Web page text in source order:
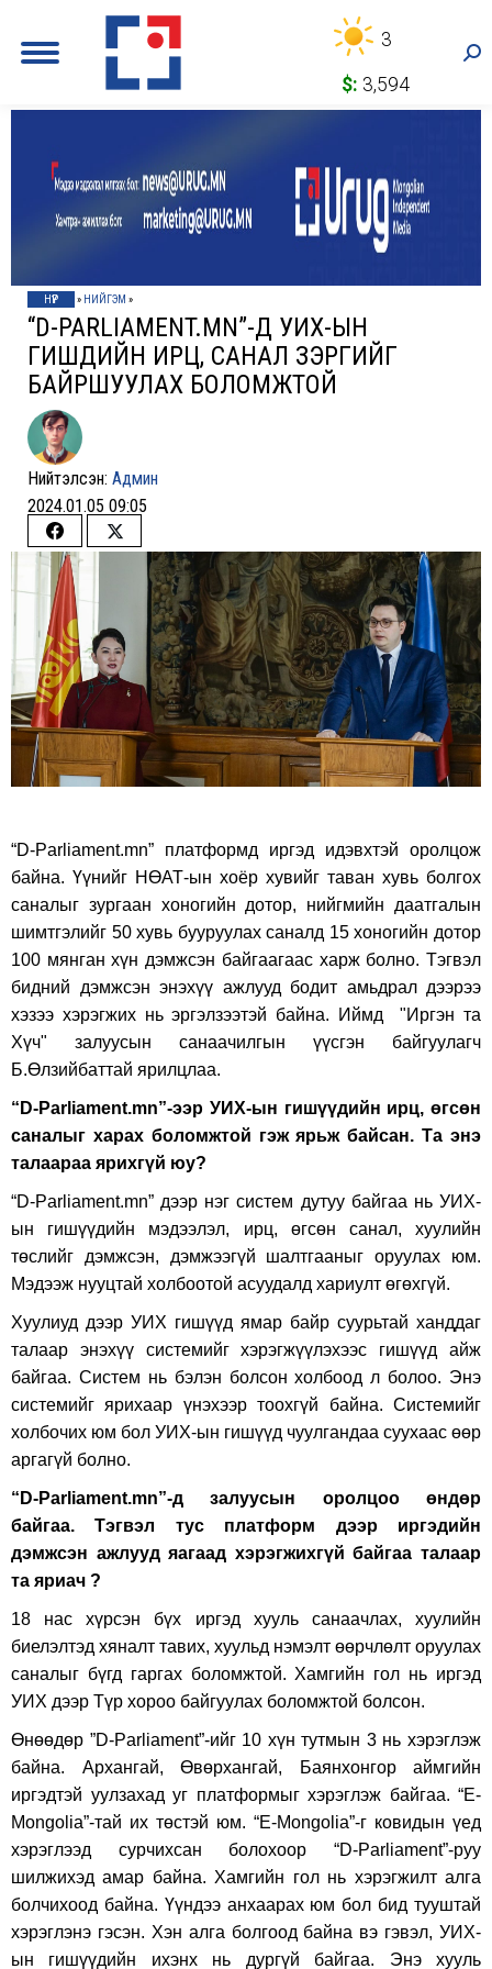
3
$: 3,594
НҮҮР » НИЙГЭМ »
“D-PARLIAMENT.MN”-Д УИХ-ЫН
ГИШҮҮДИЙН ИРЦ, САНАЛ ЗЭРГИЙГ
БАЙРШУУЛАХ БОЛОМЖТОЙ
Нийтэлсэн: Админ
2024.01.05 09:05
Share
on
Facebook
Share
Twitter
“D-Parliament.mn” платформд иргэд идэвхтэй оролцож
байна. Үүнийг НӨАТ-ын хоёр хувийг таван хувь болгох
саналыг зургаан хоногийн дотор, нийгмийн даатгалын
шимтгэлийг 50 хувь бууруулах саналд 15 хоногийн дотор
100 мянган хүн дэмжсэн байгаагаас харж болно. Тэгвэл
бидний дэмжсэн энэхүү ажлууд бодит амьдрал дээрээ
хэзээ хэрэгжих нь эргэлзээтэй байна. Иймд "Иргэн та
Хүч" залуусын санаачилгын үүсгэн байгуулагч
Б.Өлзийбаттай ярилцлаа.
“D-Parliament.mn”-ээр УИХ-ын гишүүдийн ирц, өгсөн
саналыг харах боломжтой гэж ярьж байсан. Та энэ
талаараа ярихгүй юу?
“D-Parliament.mn” дээр нэг систем дутуу байгаа нь УИХ-
ын гишүүдийн мэдээлэл, ирц, өгсөн санал, хуулийн
төслийг дэмжсэн, дэмжээгүй шалтгааныг оруулах юм.
Мэдээж нууцтай холбоотой асуудалд хариулт өгөхгүй.
Хуулиуд дээр УИХ гишүүд ямар байр суурьтай ханддаг
талаар энэхүү системийг хэрэгжүүлэхээс гишүүд айж
байгаа. Систем нь бэлэн болсон холбоод л болоо. Энэ
системийг ярихаар үнэхээр тоохгүй байна. Системийг
холбочих юм бол УИХ-ын гишүүд чуулгандаа суухаас өөр
аргагүй болно.
“D-Parliament.mn”-д залуусын оролцоо өндөр
байгаа. Тэгвэл тус платформ дээр иргэдийн
дэмжсэн ажлууд яагаад хэрэгжихгүй байгаа талаар
та яриач ?
18 нас хүрсэн бүх иргэд хууль санаачлах, хуулийн
биелэлтэд хяналт тавих, хуульд нэмэлт өөрчлөлт оруулах
саналыг бүгд гаргах боломжтой. Хамгийн гол нь иргэд
УИХ дээр Түр хороо байгуулах боломжтой болсон.
Өнөөдөр ”D-Parliament”-ийг 10 хүн тутмын 3 нь хэрэглэж
байна. Архангай, Өвөрхангай, Баянхонгор аймгийн
иргэдтэй уулзахад уг платформыг хэрэглэж байгаа. “Е-
Mongolia”-тай их төстэй юм. “Е-Mongolia”-г ковидын үед
хэрэглээд сурчихсан болохоор “D-Parliament”-руу
шилжихэд амар байна. Хамгийн гол нь хэрэгжилт алга
болчихоод байна. Үүндээ анхаарах юм бол бид тууштай
хэрэглэнэ гэсэн. Хэн алга болгоод байна вэ гэвэл, УИХ-
ын гишүүдийн ихэнх нь дургүй байгаа. Энэ хууль